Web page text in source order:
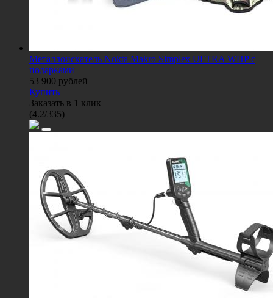
Металлоискатель Nokta Makro Simplex ULTRA WHP с
подарками
53 900 рублей
Купить
Заказать в 1 клик
(4.2/335)